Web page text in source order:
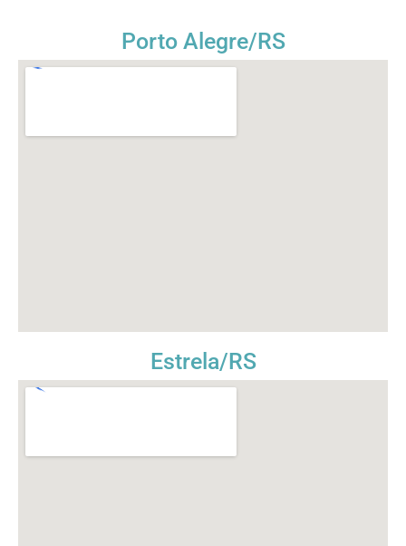
Porto Alegre/RS
Estrela/RS